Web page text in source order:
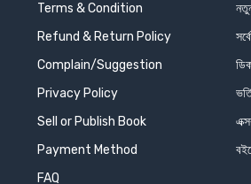
Terms & Condition
Refund & Return Policy
Complain/Suggestion
Privacy Policy
Sell or Publish Book
Payment Method
FAQ